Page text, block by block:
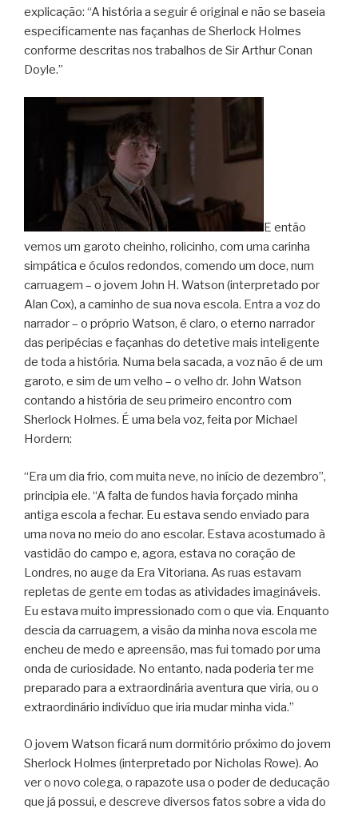
explicação: “A história a seguir é original e não se baseia
especificamente nas façanhas de Sherlock Holmes
conforme descritas nos trabalhos de Sir Arthur Conan
Doyle.”
E então
vemos um garoto cheinho, rolicinho, com uma carinha
simpática e óculos redondos, comendo um doce, num
carruagem – o jovem John H. Watson (interpretado por
Alan Cox), a caminho de sua nova escola. Entra a voz do
narrador – o próprio Watson, é claro, o eterno narrador
das peripécias e façanhas do detetive mais inteligente
de toda a história. Numa bela sacada, a voz não é de um
garoto, e sim de um velho – o velho dr. John Watson
contando a história de seu primeiro encontro com
Sherlock Holmes. É uma bela voz, feita por Michael
Hordern:
“Era um dia frio, com muita neve, no início de dezembro”,
principia ele. “A falta de fundos havia forçado minha
antiga escola a fechar. Eu estava sendo enviado para
uma nova no meio do ano escolar. Estava acostumado à
vastidão do campo e, agora, estava no coração de
Londres, no auge da Era Vitoriana. As ruas estavam
repletas de gente em todas as atividades imagináveis.
Eu estava muito impressionado com o que via. Enquanto
descia da carruagem, a visão da minha nova escola me
encheu de medo e apreensão, mas fui tomado por uma
onda de curiosidade. No entanto, nada poderia ter me
preparado para a extraordinária aventura que viria, ou o
extraordinário indivíduo que iria mudar minha vida.”
O jovem Watson ficará num dormitório próximo do jovem
Sherlock Holmes (interpretado por Nicholas Rowe). Ao
ver o novo colega, o rapazote usa o poder de deducação
que já possui, e descreve diversos fatos sobre a vida do